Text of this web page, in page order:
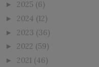
► 2025 (6)
► 2024 (12)
► 2023 (36)
► 2022 (59)
► 2021 (46)